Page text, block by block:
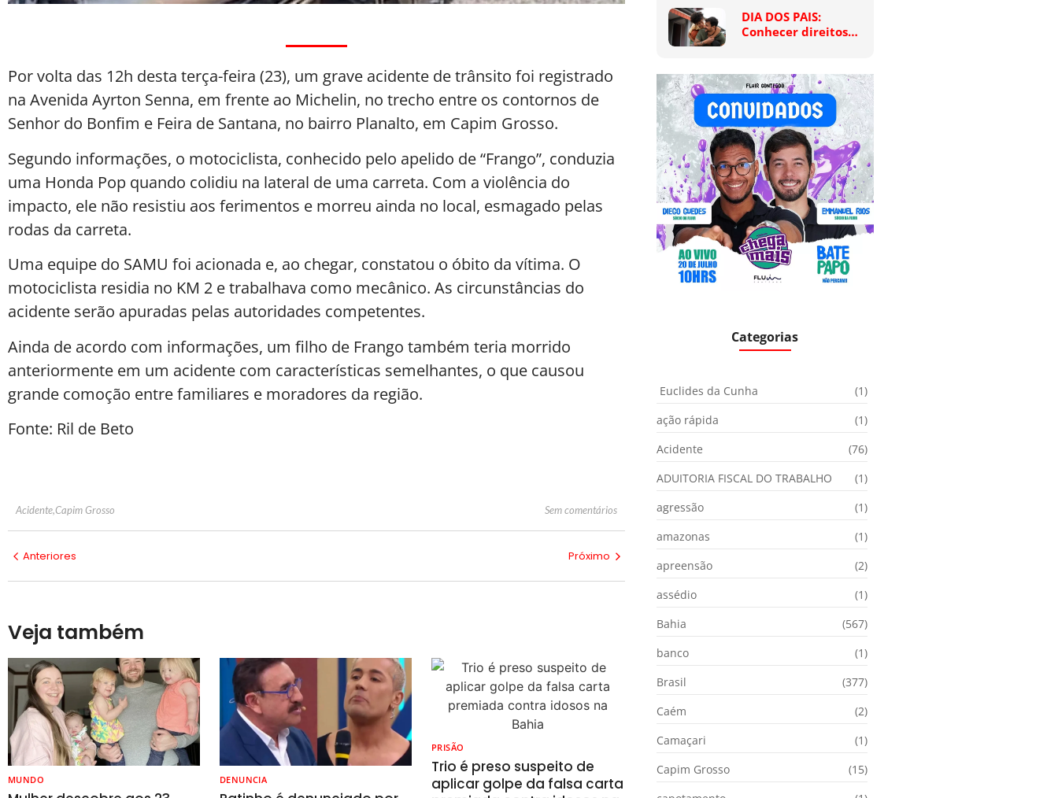
Por volta das 12h desta terça-feira (23), um grave acidente de trânsito foi registrado
na Avenida Ayrton Senna, em frente ao Michelin, no trecho entre os contornos de
Senhor do Bonfim e Feira de Santana, no bairro Planalto, em Capim Grosso.
Segundo informações, o motociclista, conhecido pelo apelido de “Frango”, conduzia
uma Honda Pop quando colidiu na lateral de uma carreta. Com a violência do
impacto, ele não resistiu aos ferimentos e morreu ainda no local, esmagado pelas
rodas da carreta.
Uma equipe do SAMU foi acionada e, ao chegar, constatou o óbito da vítima. O
motociclista residia no KM 2 e trabalhava como mecânico. As circunstâncias do
acidente serão apuradas pelas autoridades competentes.
Ainda de acordo com informações, um filho de Frango também teria morrido
anteriormente em um acidente com características semelhantes, o que causou
grande comoção entre familiares e moradores da região.
Fonte: Ril de Beto
Acidente,Capim Grosso Sem comentários
Anteriores Próximo
Veja também
MUNDO DENUNCIA
PRISÃO
Trio é preso suspeito de
aplicar golpe da falsa carta
DIA DOS PAIS:
Conhecer direitos…
Categorias
Euclides da Cunha
(1)
ação rápida
(1)
Acidente
(76)
ADUITORIA FISCAL DO TRABALHO
(1)
agressão
(1)
amazonas
(1)
apreensão
(2)
assédio
(1)
Bahia
(567)
banco
(1)
Brasil
(377)
Caém
(2)
Camaçari
(1)
Capim Grosso
(15)